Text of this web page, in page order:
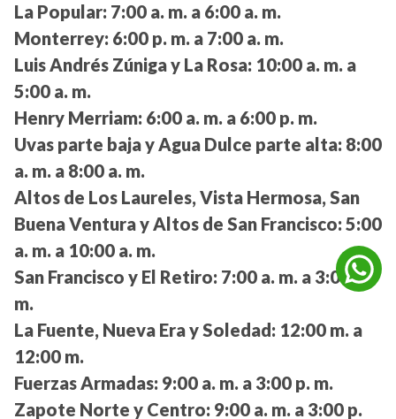
La Popular: 7:00 a. m. a 6:00 a. m.
Monterrey: 6:00 p. m. a 7:00 a. m.
Luis Andrés Zúniga y La Rosa: 10:00 a. m. a
5:00 a. m.
Henry Merriam: 6:00 a. m. a 6:00 p. m.
Uvas parte baja y Agua Dulce parte alta: 8:00
a. m. a 8:00 a. m.
Altos de Los Laureles, Vista Hermosa, San
Buena Ventura y Altos de San Francisco: 5:00
a. m. a 10:00 a. m.
San Francisco y El Retiro: 7:00 a. m. a 3:00 a.
m.
La Fuente, Nueva Era y Soledad: 12:00 m. a
12:00 m.
Fuerzas Armadas: 9:00 a. m. a 3:00 p. m.
Zapote Norte y Centro: 9:00 a. m. a 3:00 p.